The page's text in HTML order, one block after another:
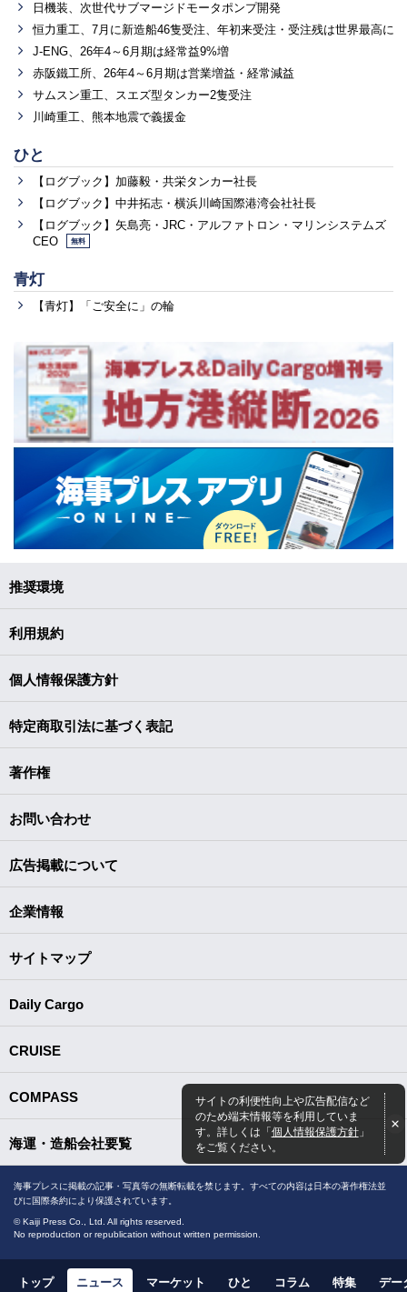
日機装、次世代サブマージドモータポンプ開発
恒力重工、7月に新造船46隻受注、年初来受注・受注残は世界最高に
J-ENG、26年4～6月期は経常益9%増
赤阪鐵工所、26年4～6月期は営業増益・経常減益
サムスン重工、スエズ型タンカー2隻受注
川崎重工、熊本地震で義援金
ひと
【ログブック】加藤毅・共栄タンカー社長
【ログブック】中井拓志・横浜川崎国際港湾会社社長
【ログブック】矢島亮・JRC・アルファトロン・マリンシステムズ
CEO
無料
青灯
【青灯】「ご安全に」の輪
サイトの利便性向上や広告配信など
のため端末情報等を利用していま
す。詳しくは「個人情報保護方針」
をご覧ください。
推奨環境
利用規約
個人情報保護方針
特定商取引法に基づく表記
著作権
お問い合わせ
広告掲載について
企業情報
サイトマップ
Daily Cargo
CRUISE
COMPASS
海運・造船会社要覧
海事プレスに掲載の記事・写真等の無断転載を禁じます。すべての内容は日本の著作権法並
びに国際条約により保護されています。
© Kaiji Press Co., Ltd. All rights reserved.
No reproduction or republication without written permission.
トップ ニュース マーケット ひと コラム 特集 デー